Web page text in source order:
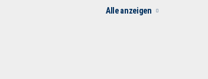
Alle anzeigen